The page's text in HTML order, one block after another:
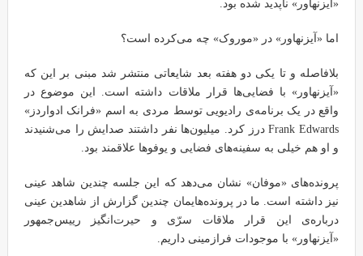
«آیزنهاور» ناپدید شده بود.
اما «آیزنهاور» در «موروک» چه می‌کرده است؟
بلافاصله و تا یکی دو هفته بعد شایعاتی منتشر شد مبنی بر این که
«آیزنهاور» با فضایی‌ها قرار ملاقات داشته است. این موضوع در
واقع در یک برنامه‌ی رادیویی توسط مردی به اسم «فرانک ادواردز»
Frank Edwards درز کرد. میلیون‌ها نفر داشتند صدایش را می‌شنیدند
و او هم خیلی به سفینه‌های فضایی و یوفوها علاقمند بود.
پرونده‌های «موفان» نشان می‌دهد که این جلسه چندین شاهد عینی
نیز داشته است. ما در پرونده‌هایمان چندین گزارش از شاهدین عینی
درباره‌ی این قرار ملاقات سرّی و حیرت‌انگیز رییس‌جمهور
«آیزنهاور» با موجودات فرازمینی داریم.